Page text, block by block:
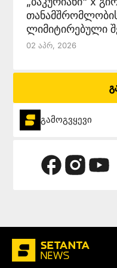
ლიმიტირებული
02 Აპრ, 2026
გამოგვყევი